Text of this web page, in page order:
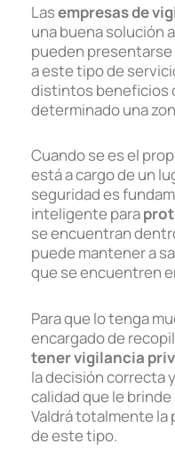
Lasempresas de
una buena solución
pueden presentarse
a este tipo de
distintos beneficios
determinado una
Cuando se es el
está a cargo de un
seguridad es
inteligente para
se encuentran
puede mantener a
que se encuentren
Para que lo tenga
encargado de
tener vigilancia
la decisión correcta
calidad que le
Valdrá totalmente
de este tipo.